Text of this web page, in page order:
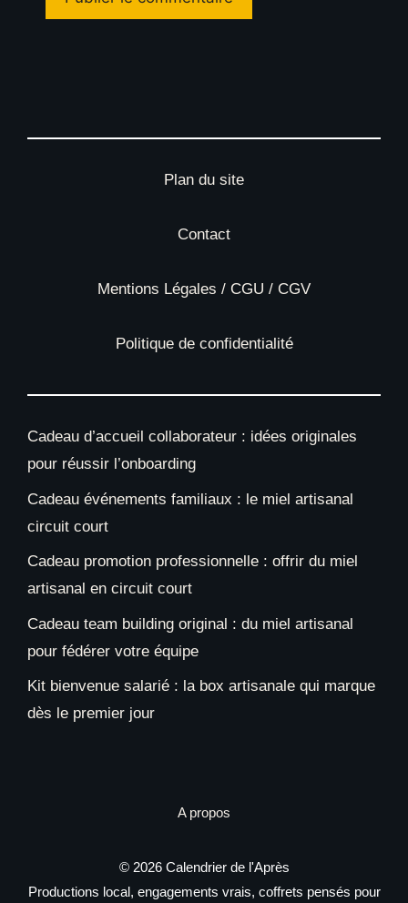
Plan du site
Contact
Mentions Légales / CGU / CGV
Politique de confidentialité
Cadeau d’accueil collaborateur : idées originales
pour réussir l’onboarding
Cadeau événements familiaux : le miel artisanal
circuit court
Cadeau promotion professionnelle : offrir du miel
artisanal en circuit court
Cadeau team building original : du miel artisanal
pour fédérer votre équipe
Kit bienvenue salarié : la box artisanale qui marque
dès le premier jour
A propos
© 2026 Calendrier de l'Après
Productions local, engagements vrais, coffrets pensés pour